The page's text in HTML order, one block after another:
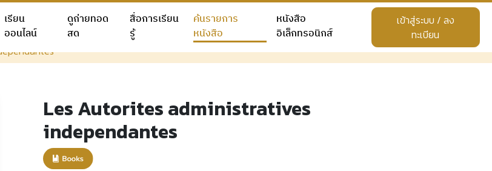
เรียน
ออนไลน์
ดูถ่ายทอด
สด
สื่อการเรียน
รู้
ค้นรายการ
หนังสือ
หนังสือ
อิเล็กทรอนิกส์
เข้าสู่ระบบ / ลง
ทะเบียน
Les Autorites administratives
independantes